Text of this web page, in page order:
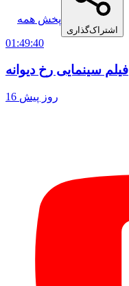
پخش همه
اشتراک‌گذاری
01:49:40
فیلم سینمایی رخ دیوانه
16 روز پیش